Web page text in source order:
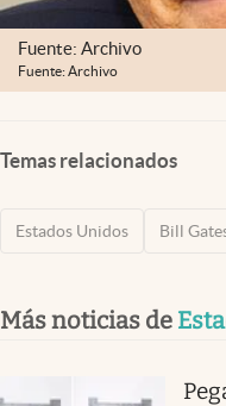
Fuente: Archivo
Fuente: Archivo
Temas relacionados
Estados Unidos Bill
Más noticias de